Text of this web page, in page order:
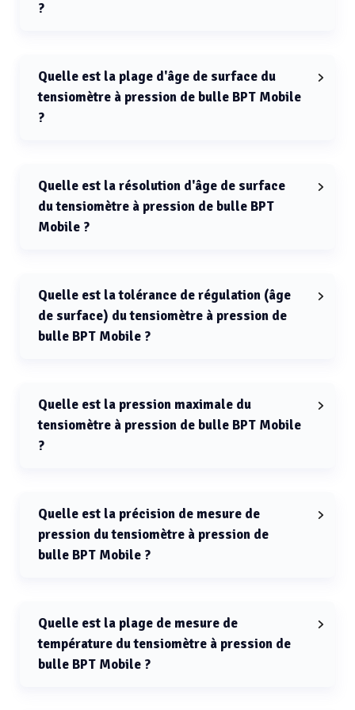
?
0,5 mN/m.
Quelle est la plage d'âge de surface du
tensiomètre à pression de bulle BPT Mobile
?
Quelle est la résolution d'âge de surface
du tensiomètre à pression de bulle BPT
Mobile ?
Quelle est la tolérance de régulation (âge
de surface) du tensiomètre à pression de
bulle BPT Mobile ?
(max.).
Quelle est la pression maximale du
tensiomètre à pression de bulle BPT Mobile
?
Quelle est la précision de mesure de
pression du tensiomètre à pression de
bulle BPT Mobile ?
Quelle est la plage de mesure de
température du tensiomètre à pression de
bulle BPT Mobile ?